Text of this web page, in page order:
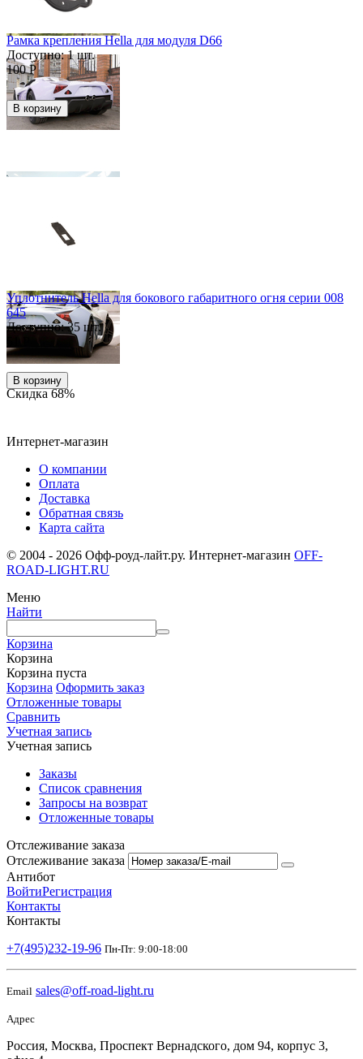
Скидка68%
Рамка крепления Hella для модуля D66
Доступно: 1 шт.
100 Р
В корзину
Уплотнитель Hella для бокового габаритного огня серии 008
645
Доступно: 35 шт.
В корзину
Интернет-магазин
О компании
Оплата
Доставка
Обратная связь
Карта сайта
© 2004 - 2026 Офф-роуд-лайт.ру. Интернет-магазин OFF-
ROAD-LIGHT.RU
Меню
Найти
Корзина
Корзина
Корзина пуста
Корзина Оформить заказ
Отложенные товары
Сравнить
Учетная запись
Учетная запись
Заказы
Список сравнения
Запросы на возврат
Отложенные товары
Отслеживание заказа
Отслеживание заказа
Антибот
ВойтиРегистрация
Контакты
Контакты
+7(495)232-19-96 Пн-Пт: 9:00-18:00
Email sales@off-road-light.ru
Адрес
Россия, Москва, Проспект Вернадского, дом 94, корпус 3,